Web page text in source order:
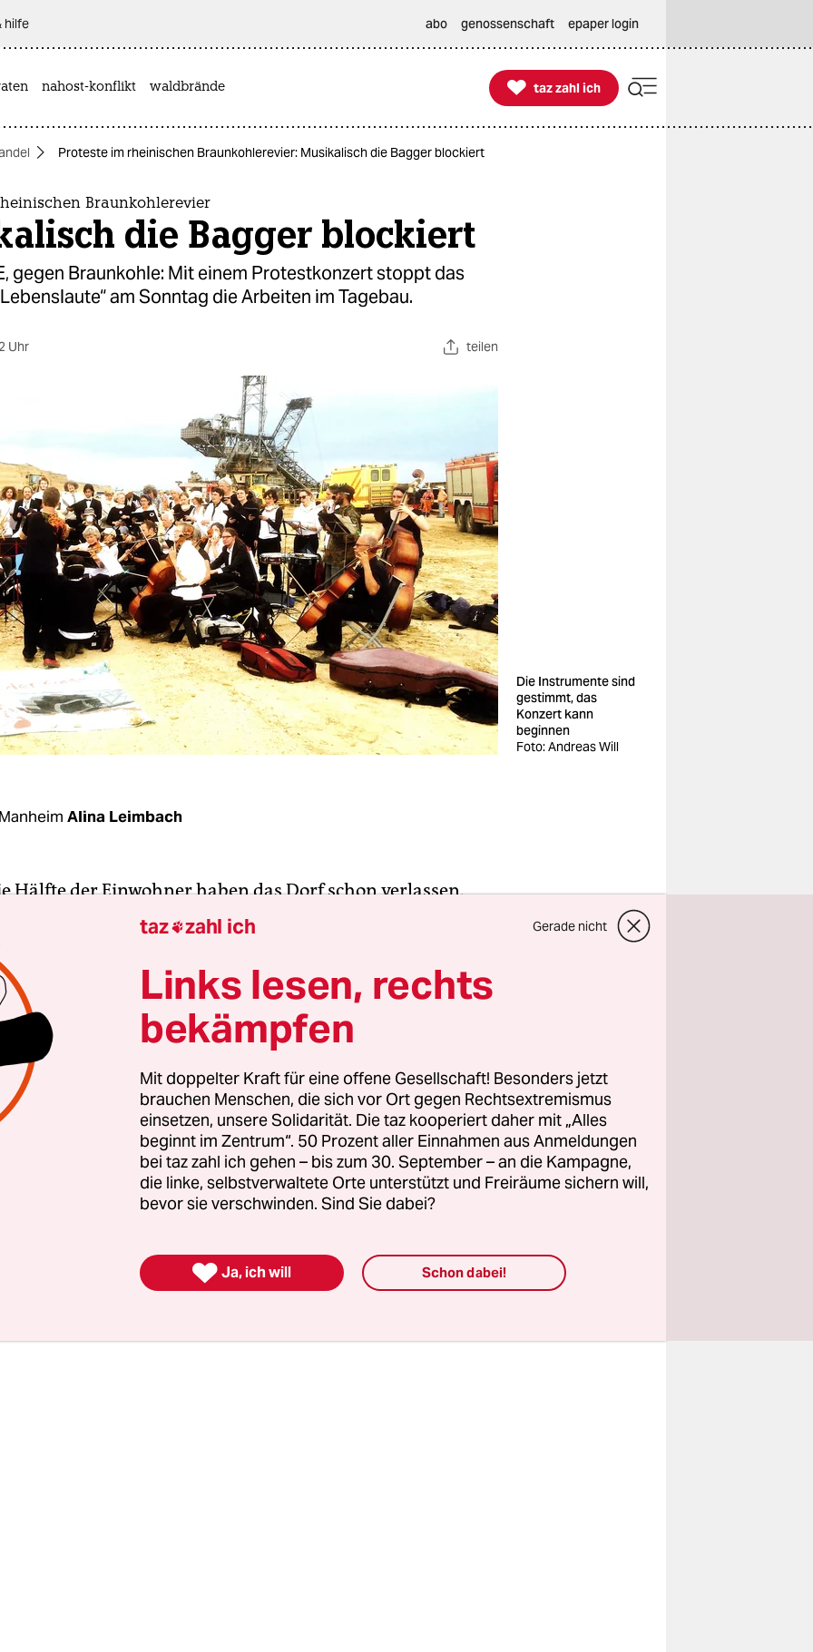
hilfe abo genossenschaft epaper login
nahost-konflikt waldbrände 
taz zahl ich
taz zahl ich
Proteste im rheinischen Braunkohlerevier: Musikalisch die Bagger blockiert
Braunkohlerevier
die Bagger blockiert
gegen Braunkohle: Mit einem Protestkonzert stoppt das
am Sonntag die Arbeiten im Tagebau.
Uhr teilen
Die Instrumente sind
gestimmt, das
Konzert kann
beginnen
Foto: Andreas Will
Alina Leimbach
Hälfte der Einwohner haben das Dorf schon verlassen.
steht leer, nur noch Umzugskisten sind in den
zu sehen. Und ein Bus kommt sonntags auch nicht
Manheim im rheinischen Braunkohlerevier wird schon
von RWE weichen. Doch an diesen Sonntag ist wieder
nach der massenhaften Besetzung des Tagebaus
MusikerInnen des politischen Orchesters
und verschiedene Bürgerinitiativen zum erneuten
geladen. „Es geht um die Kontinuität des
erklärt Lebenslaute-Sprecher Marcus Beyer.
ist einer der größten Klimakiller.“ Die MusikerInnen sind
Ziel des Nachmittags ein ganz anderes ist: der
Dort wollen sie musikalisch die Bagger blockieren.
taz zahl ich Gerade nicht
Links lesen, rechts
bekämpfen
Mit doppelter Kraft für eine offene Gesellschaft! Besonders jetzt
brauchen Menschen, die sich vor Ort gegen Rechtsextremismus
einsetzen, unsere Solidarität. Die taz kooperiert daher mit „Alles
beginnt im Zentrum“. 50 Prozent aller Einnahmen aus Anmeldungen
bei taz zahl ich gehen – bis zum 30. September – an die Kampagne,
die linke, selbstverwaltete Orte unterstützt und Freiräume sichern will,
bevor sie verschwinden. Sind Sie dabei?
 Ja, ich will Schon dabei!